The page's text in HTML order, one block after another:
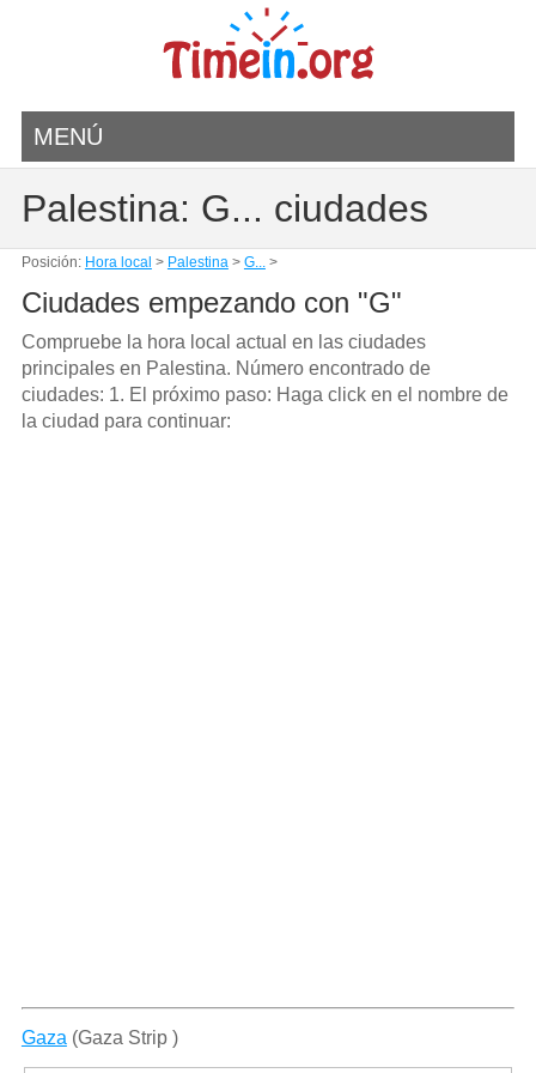
MENÚ
Palestina: G... ciudades
Posición: Hora local > Palestina> G...>
Ciudades empezando con "G"
Compruebe la hora local actual en las ciudades
principales en Palestina. Número encontrado de
ciudades: 1. El próximo paso: Haga click en el nombre de
la ciudad para continuar:
Gaza (Gaza Strip )